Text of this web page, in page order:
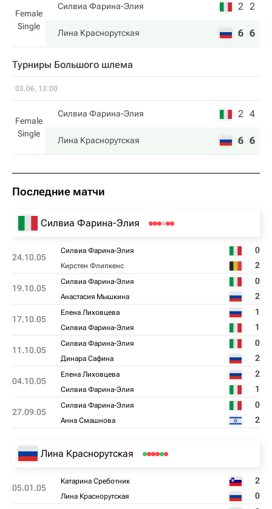
Female
Single
Силвиа Фарина-Элия 2 2
Лина Краснорутская 6 6
Турниры Большого шлема
03.06, 13:00
Female
Single
Силвиа Фарина-Элия 2 4
Лина Краснорутская 6 6
Последние матчи
Силвиа Фарина-Элия
24.10.05
Силвиа Фарина-Элия 0
Кирстен Флипкенс 2
19.10.05
Силвиа Фарина-Элия 0
Анастасия Мышкина 2
17.10.05
Елена Лиховцева 1
Силвиа Фарина-Элия 1
11.10.05
Силвиа Фарина-Элия 0
Динара Сафина 2
04.10.05
Елена Лиховцева 2
Силвиа Фарина-Элия 1
27.09.05
Силвиа Фарина-Элия 0
Анна Смашнова 2
Лина Краснорутская
05.01.05
Катарина Среботник 2
Лина Краснорутская 0